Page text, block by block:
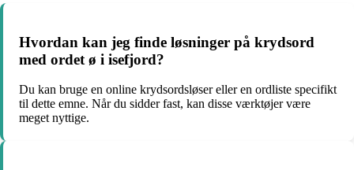
Hvordan kan jeg finde løsninger på krydsord
med ordet ø i isefjord?
Du kan bruge en online krydsordsløser eller en ordliste specifikt
til dette emne. Når du sidder fast, kan disse værktøjer være
meget nyttige.